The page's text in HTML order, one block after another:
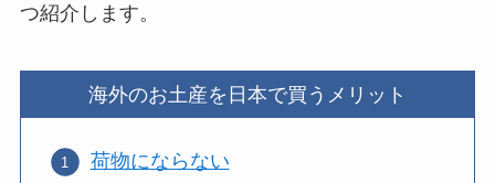
つ紹介します。
海外のお土産を日本で買うメリット
荷物にならない